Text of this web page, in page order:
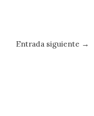
Entrada siguiente →